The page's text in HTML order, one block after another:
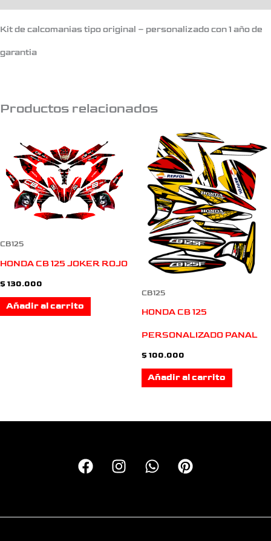
Kit de calcomanias tipo original – personalizado con 1 año de
garantia
Productos relacionados
CB125
HONDA CB 125 JOKER ROJO
$ 130.000
Añadir al carrito
CB125
HONDA CB 125
PERSONALIZADO PANAL
$ 100.000
Añadir al carrito